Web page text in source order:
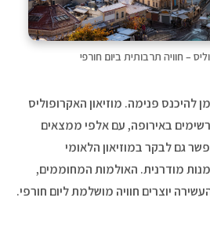
– חוויה תרבותית ביום חורפי
להיכנס פנימה. מוזיאון האקרופוליס
באירופה, עם אלפי ממצאים
גם לבקר במוזיאון הלאומי
מודרנית. האולמות המחוממים,
יוצרים חוויה מושלמת ליום חורפי.